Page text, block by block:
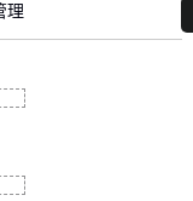
理